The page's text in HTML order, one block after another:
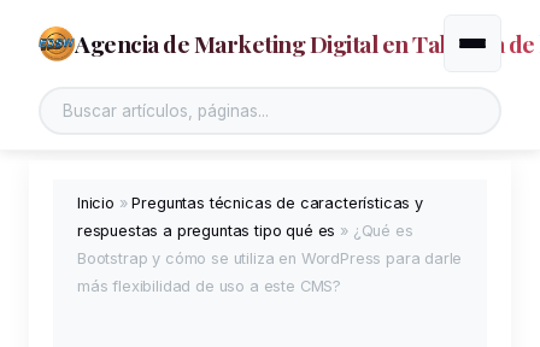
Agencia de Marketing Digital en Talavera de
Buscar en el sitio
Alternar
Inicio »Preguntas técnicas de características y
respuestas a preguntas tipo qué es » ¿Qué es
Bootstrap y cómo se utiliza en WordPress para darle
más flexibilidad de uso a este CMS?